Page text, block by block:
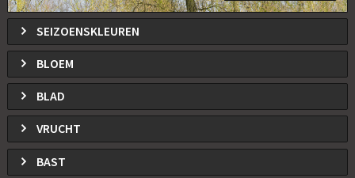
SEIZOENSKLEUREN
BLOEM
BLAD
VRUCHT
BAST